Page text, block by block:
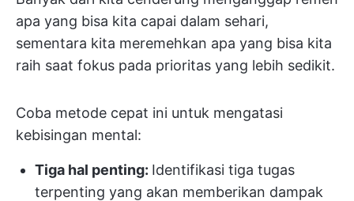
apa yang bisa kita capai dalam sehari,
sementara kita meremehkan apa yang bisa kita
raih saat fokus pada prioritas yang lebih sedikit.
Coba metode cepat ini untuk mengatasi
kebisingan mental:
Tiga hal penting: Identifikasi tiga tugas
terpenting yang akan memberikan dampak